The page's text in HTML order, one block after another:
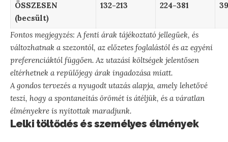
ÖSSZESEN
(becsült)
132-213 224-381
Fontos megjegyzés: A fenti árak tájékoztató jellegűek, és
változhatnak a szezontól, az előzetes foglalástól és az egyéni
preferenciáktól függően. Az utazási költségek jelentősen
eltérhetnek a repülőjegy árak ingadozása miatt.
A gondos tervezés a nyugodt utazás alapja, amely lehetővé
teszi, hogy a spontaneitás örömét is átéljük, és a váratlan
élményekre is nyitottak maradjunk.
Lelki töltődés és személyes élmények